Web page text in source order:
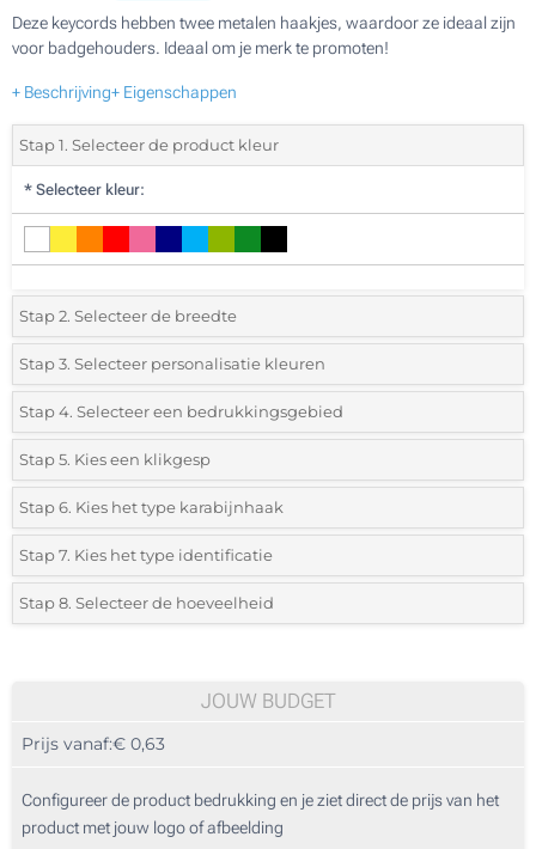
Deze keycords hebben twee metalen haakjes, waardoor ze ideaal zijn
voor badgehouders. Ideaal om je merk te promoten!
+ Beschrijving+ Eigenschappen
Stap 1. Selecteer de product kleur
* Selecteer kleur:
Stap 2. Selecteer de breedte
*Selecteer de breedte van de nekband:
15mm
Stap 3. Selecteer personalisatie kleuren
*Selecteer de bedrukking en kleuren van het logo:
Afdruk in in 1 Kleur
Afdruk in 2 Kleuren
Afdruk in 3 Kleuren
Afdruk in 4 Kleuren
Stap 4. Selecteer een bedrukkingsgebied
*Waar wil je jouw logo bedrukken:
Enkelzijdig
Stap 5. Kies een klikgesp
*Laat ons weten of je een klikgesp wilt toevoegen:
Zonder sluiting
Stap 6. Kies het type karabijnhaak
Standaard metalen karabijnhaak
Stap 7. Kies het type identificatie
Zonder identificatie
9.4 x 6.1 cm
Stap 8. Selecteer de hoeveelheid
200
1000
JOUW BUDGET
Prijs vanaf:€ 0,63
Configureer de product bedrukking en je ziet direct de prijs van het
product met jouw logo of afbeelding